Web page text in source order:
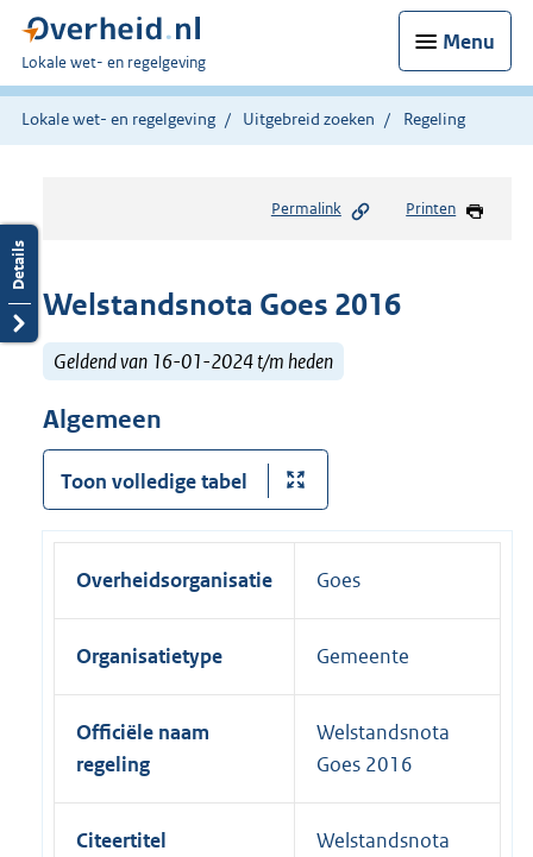
Menu
U
bent
hier:
Lokale wet- en regelgeving
Lokale wet- en regelgeving Uitgebreid zoeken Regeling
Permalink Printen
Welstandsnota Goes 2016
Geldend van 16-01-2024 t/m heden
Algemeen
Toon volledige tabel
Overheidsorganisatie Goes
Organisatietype Gemeente
Officiële naam
regeling
Welstandsnota
Goes 2016
Citeertitel
Welstandsnota